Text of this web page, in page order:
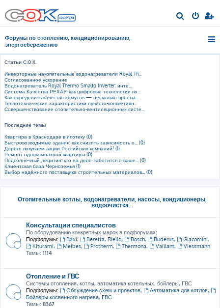
о
Форумы по отоплению, кондиционированию,
энергосбережению
Статьи С.О.К.
Инверторные накопительные водонагреватели Royal Th...
Согласованное ускорение
Водонагреватель Royal Thermo Smalto Inverter: инте...
Система Качества РЕХАУ: как цифровые технологии по...
Как определить качество хомутов — несколько просты...
Теплотехнические характеристики лучисто-конвективн...
Совершенствование отопительно-вентиляционных систе...
Последние темы
Квартира в Краснодаре в ипотеку (0)
Быстровозводимые здания: как снизить зависимость о... (0)
Дорого покупаем акции Российских компаний! (1)
Ремонт однокомнатной квартиры (0)
Подсолнечный лецитин: кто на деле заботится о ваше... (0)
Клиентская база Черноземья (1)
Выбор надёжного поставщика строительных материалов... (0)
Отопительные котлы, водонагреватели, насосы, кондиционеры,
водоочистка...
Консультации специалистов
По оборудованию конкретных марок в подфорумах:
Подфорумы:
Baxi, Beretta, Riello, Bosch, Buderus, Giacomini,
Kiturami, Meibes, Protherm, Thermona, Vaillant,
Viessmann
Темы: 1114
Отопление и ГВС
Системы отопления, котлы, автоматика котельных, бойлеры, ГВС
Подфорумы:
Обсуждение схем и проектов, Автоматика для котлов,
Бойлеры косвенного нагрева, ГВС
Темы: 8367